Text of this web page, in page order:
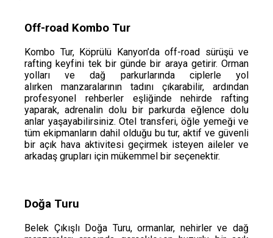
Off-road Kombo Tur
Kombo Tur, Köprülü Kanyon’da off-road sürüşü ve
rafting keyfini tek bir günde bir araya getirir. Orman
yolları ve dağ parkurlarında ciplerle yol
alırken manzaralarının tadını çıkarabilir, ardından
profesyonel rehberler eşliğinde nehirde rafting
yaparak, adrenalin dolu bir parkurda eğlence dolu
anlar yaşayabilirsiniz. Otel transferi, öğle yemeği ve
tüm ekipmanların dahil olduğu bu tur, aktif ve güvenli
bir açık hava aktivitesi geçirmek isteyen aileler ve
arkadaş grupları için mükemmel bir seçenektir.
Doğa Turu
Belek Çıkışlı Doğa Turu, ormanlar, nehirler ve dağ